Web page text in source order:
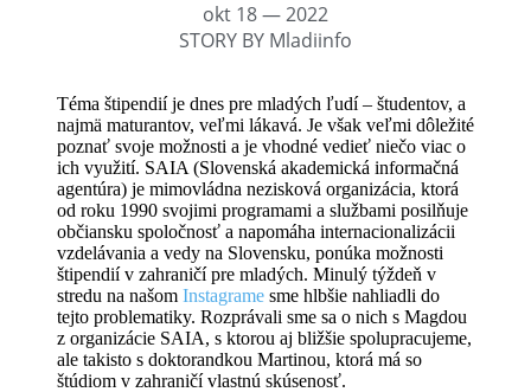
okt 18 — 2022
STORY BY Mladiinfo
Téma štipendií je dnes pre mladých ľudí – študentov, a
najmä maturantov, veľmi lákavá. Je však veľmi dôležité
poznať svoje možnosti a je vhodné vedieť niečo viac o
ich využití. SAIA (Slovenská akademická informačná
agentúra) je mimovládna nezisková organizácia, ktorá
od roku 1990 svojimi programami a službami posilňuje
občiansku spoločnosť a napomáha internacionalizácii
vzdelávania a vedy na Slovensku, ponúka možnosti
štipendií v zahraničí pre mladých. Minulý týždeň v
stredu na našom Instagrame sme hlbšie nahliadli do
tejto problematiky. Rozprávali sme sa o nich s Magdou
z organizácie SAIA, s ktorou aj bližšie spolupracujeme,
ale takisto s doktorandkou Martinou, ktorá má so
štúdiom v zahraničí vlastnú skúsenosť.